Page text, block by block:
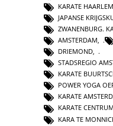
KARATE
JAPANSE
ZWANENBURG.
AMSTERDAM,
DRIEMOND,
STADSREGIO
KARATE
POWER YOGA
KARATE
KARATE
KARA TE